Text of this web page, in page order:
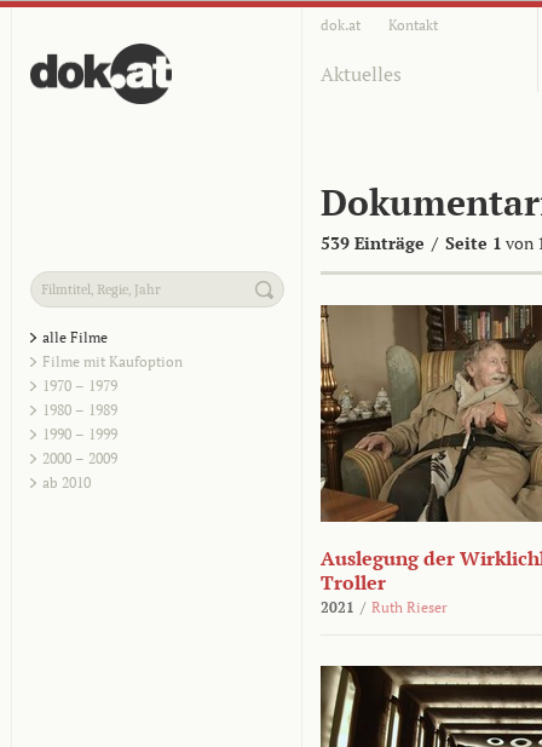
dok.at Kontakt
Aktuelles
539 Einträge / Seite 1 von
alle Filme
Filme mit Kaufoption
1970 – 1979
1980 – 1989
1990 – 1999
2000 – 2009
ab 2010
Auslegung der
Troller
2021 / Ruth Rieser